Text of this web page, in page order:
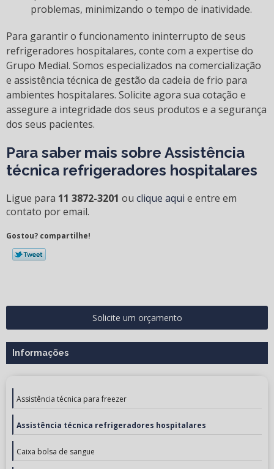
problemas, minimizando o tempo de inatividade.
Para garantir o funcionamento ininterrupto de seus
refrigeradores hospitalares, conte com a expertise do
Grupo Medial. Somos especializados na comercialização
e assistência técnica de gestão da cadeia de frio para
ambientes hospitalares. Solicite agora sua cotação e
assegure a integridade dos seus produtos e a segurança
dos seus pacientes.
Para saber mais sobre Assistência
técnica refrigeradores hospitalares
Ligue para 11 3872-3201 ou clique aqui e entre em
contato por email.
Gostou? compartilhe!
Solicite um orçamento
Informações
Assistência técnica para freezer
Assistência técnica refrigeradores hospitalares
Caixa bolsa de sangue